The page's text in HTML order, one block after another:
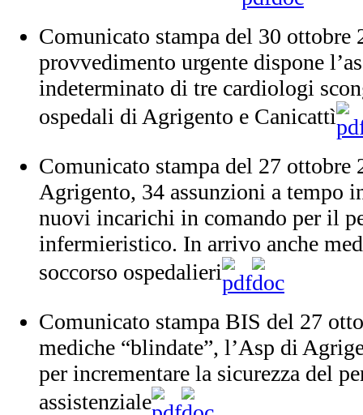
Comunicato stampa del 30 ottobre
provvedimento urgente dispone
indeterminato di tre cardiologi
ospedali di Agrigento e Canicattì
Comunicato stampa del 27 ottobre
Agrigento, 34 assunzioni a tempo
nuovi incarichi in comando per il
infermieristico. In arrivo anche
soccorso ospedalieri
Comunicato stampa BIS del 27
mediche “blindate”, l’Asp di
per incrementare la sicurezza del
assistenziale